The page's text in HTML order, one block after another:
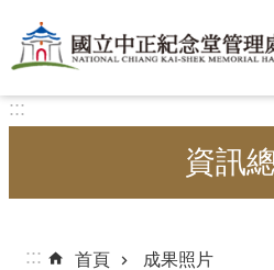
跳到主要內容區塊
:::
資訊
::: 首頁 成果照片